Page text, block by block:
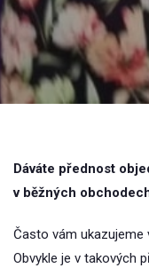
Dáváte přednost
v běžných
Často vám ukazujeme
Obvykle je v takových